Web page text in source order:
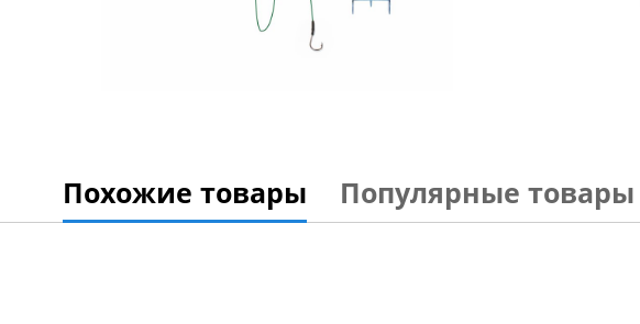
Похожие товары Популярные товары